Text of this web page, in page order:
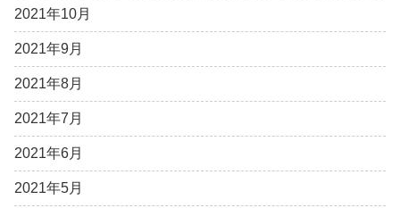
2021年10月
2021年9月
2021年8月
2021年7月
2021年6月
2021年5月